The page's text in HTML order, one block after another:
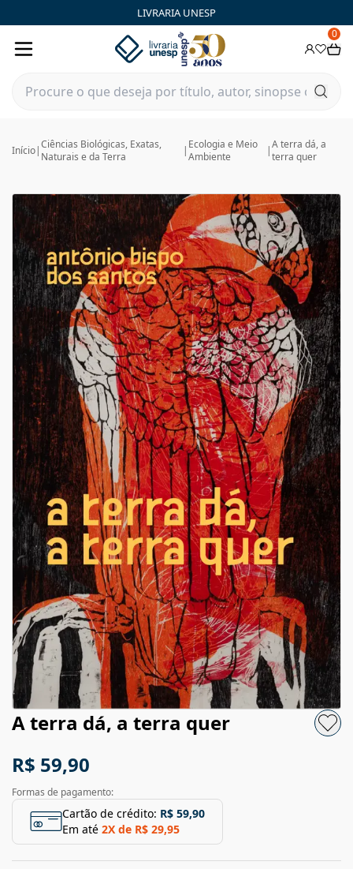
LIVRARIA UNESP
0
Início|Ciências Biológicas, Exatas,
Naturais e da Terra
| Ecologia e Meio
Ambiente
|A terra dá, a
terra quer
A terra dá, a terra quer
R$ 59,90
Formas de pagamento:
Cartão de crédito: R$ 59,90
Em até 2X de R$ 29,95